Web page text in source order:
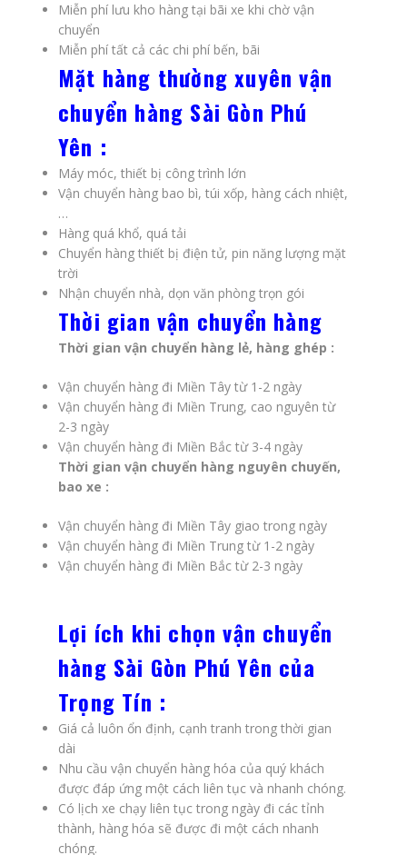
Miễn phí lưu kho hàng tại bãi xe khi chờ vận
chuyển
Miễn phí tất cả các chi phí bến, bãi
Mặt hàng thường xuyên vận
chuyển hàng Sài Gòn Phú
Yên :
Máy móc, thiết bị công trình lớn
Vận chuyển hàng bao bì, túi xốp, hàng cách nhiệt,
…
Hàng quá khổ, quá tải
Chuyển hàng thiết bị điện tử, pin năng lượng mặt
trời
Nhận chuyển nhà, dọn văn phòng trọn gói
Thời gian vận chuyển hàng
Thời gian vận chuyển hàng lẻ, hàng ghép :
Vận chuyển hàng đi Miền Tây từ 1-2 ngày
Vận chuyển hàng đi Miền Trung, cao nguyên từ
2-3 ngày
Vận chuyển hàng đi Miền Bắc từ 3-4 ngày
Thời gian vận chuyển hàng nguyên chuyến,
bao xe :
Vận chuyển hàng đi Miền Tây giao trong ngày
Vận chuyển hàng đi Miền Trung từ 1-2 ngày
Vận chuyển hàng đi Miền Bắc từ 2-3 ngày
Lợi ích khi chọn vận chuyển
hàng Sài Gòn Phú Yên của
Trọng Tín :
Giá cả luôn ổn định, cạnh tranh trong thời gian
dài
Nhu cầu vận chuyển hàng hóa của quý khách
được đáp ứng một cách liên tục và nhanh chóng.
Có lịch xe chạy liên tục trong ngày đi các tỉnh
thành, hàng hóa sẽ được đi một cách nhanh
chóng.